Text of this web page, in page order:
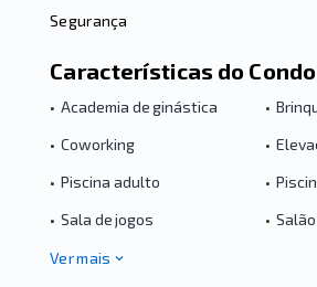
Segurança
Características do
• Academia de ginástica •
• Coworking •
• Piscina adulto •
• Sala de jogos •
Ver mais